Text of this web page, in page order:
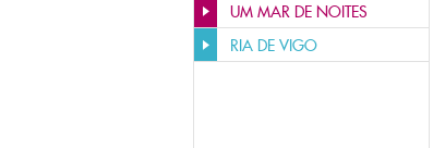
UM MAR DE NOITES
RIA DE VIGO